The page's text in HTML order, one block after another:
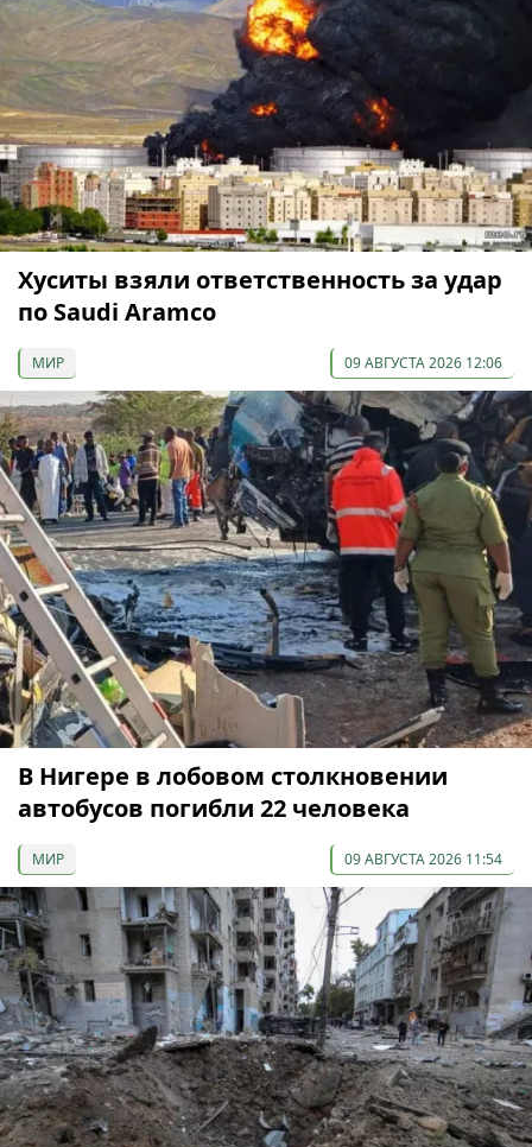
Хуситы взяли ответственность за удар
по Saudi Aramco
МИР 09 АВГУСТА 2026 12:06
В Нигере в лобовом столкновении
автобусов погибли 22 человека
МИР 09 АВГУСТА 2026 11:54